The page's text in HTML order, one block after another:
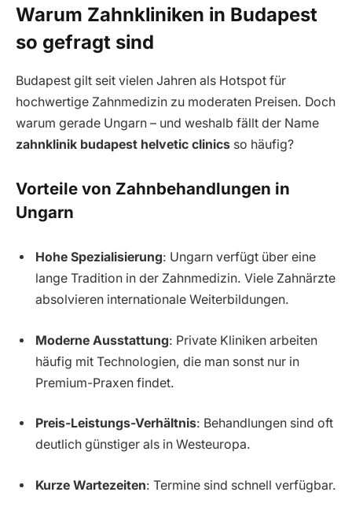
Warum Zahnkliniken in Budapest
so gefragt sind
Budapest gilt seit vielen Jahren als Hotspot für
hochwertige Zahnmedizin zu moderaten Preisen. Doch
warum gerade Ungarn – und weshalb fällt der Name
zahnklinik budapest helvetic clinics so häufig?
Vorteile von Zahnbehandlungen in
Ungarn
Hohe Spezialisierung: Ungarn verfügt über eine
lange Tradition in der Zahnmedizin. Viele Zahnärzte
absolvieren internationale Weiterbildungen.
Moderne Ausstattung: Private Kliniken arbeiten
häufig mit Technologien, die man sonst nur in
Premium-Praxen findet.
Preis-Leistungs-Verhältnis: Behandlungen sind oft
deutlich günstiger als in Westeuropa.
Kurze Wartezeiten: Termine sind schnell verfügbar.